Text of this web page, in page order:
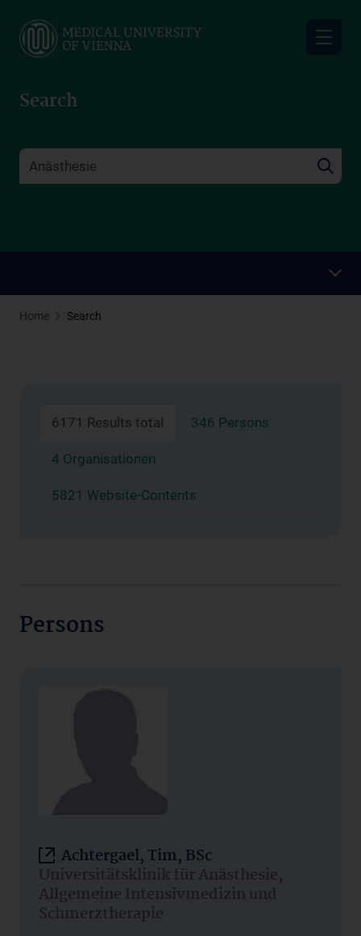
main
Search
Home Search
6171 Results total 346 Persons
4 Organisationen
5821 Website-Contents
Persons
Achtergael, Tim, BSc
Universitätsklinik für Anästhesie,
Allgemeine Intensivmedizin und
Schmerztherapie